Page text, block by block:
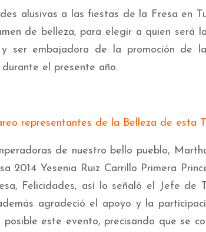
alusivas a las fiestas de la Fresa en
de belleza, para elegir a quien será
ser embajadora de la promoción de
el presente año.
de nuestro bello pueblo,
2014 Yesenia Ruiz Carrillo Primera
Felicidades, así lo señaló el Jefe de
agradeció el apoyo y la
este evento, precisando que se